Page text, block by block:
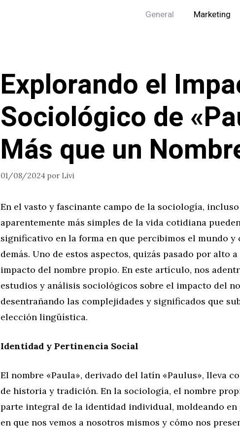
General Marketing
Explorando el
Sociológico de
Más que un
01/08/2024 por Livi
En el vasto y fascinante campo de la sociología,
aparentemente más simples de la vida cotidiana
significativo en la forma en que percibimos el mundo y
demás. Uno de estos aspectos, quizás pasado por alto
impacto del nombre propio. En este artículo, nos
estudios y análisis sociológicos sobre el impacto del
desentrañando las complejidades y significados que
elección lingüística.
Identidad y Pertinencia Social
El nombre «Paula», derivado del latín «Paulus», lleva
de historia y tradición. En la sociología, el nombre
parte integral de la identidad individual, moldeando en
en que nos vemos a nosotros mismos y cómo nos